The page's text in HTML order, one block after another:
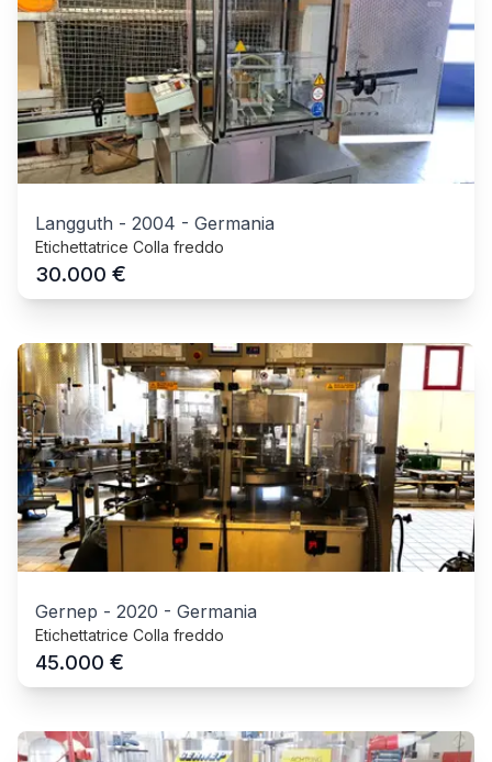
Langguth - 2004 - Germania
Etichettatrice Colla freddo
30.000 €
Gernep - 2020 - Germania
Etichettatrice Colla freddo
45.000 €